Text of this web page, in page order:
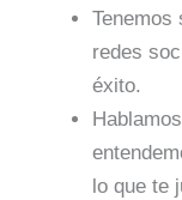
redes
éxito.
lo que te